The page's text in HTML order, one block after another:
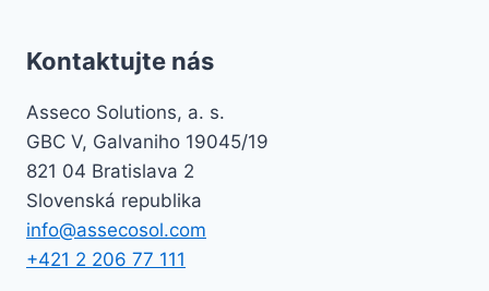
Kontaktujte nás
Asseco Solutions, a. s.
GBC V, Galvaniho 19045/19
821 04 Bratislava 2
Slovenská republika
info@assecosol.com
+421 2 206 77 111